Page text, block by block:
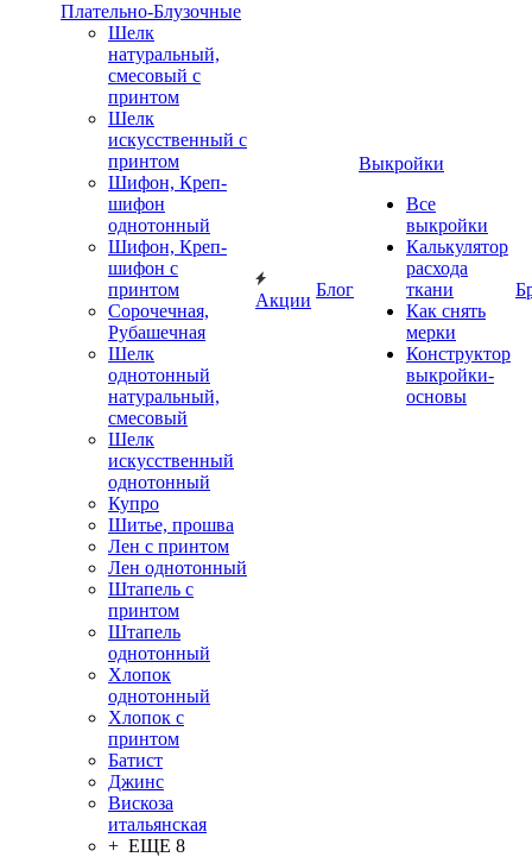
Плательно-Блузочные
Шелк
натуральный,
смесовый с
принтом
Шелк
искусственный с
принтом
Шифон, Креп-
шифон
однотонный
Шифон, Креп-
шифон с
принтом
Сорочечная,
Рубашечная
Шелк
однотонный
натуральный,
смесовый
Шелк
искусственный
однотонный
Купро
Шитье, прошва
Лен с принтом
Лен однотонный
Штапель с
принтом
Штапель
однотонный
Хлопок
однотонный
Хлопок с
принтом
Батист
Джинс
Вискоза
итальянская
+ ЕЩЕ 8
Акции
Блог
Выкройки
Все
выкройки
Калькулятор
расхода
ткани
Как снять
мерки
Конструктор
выкройки-
основы